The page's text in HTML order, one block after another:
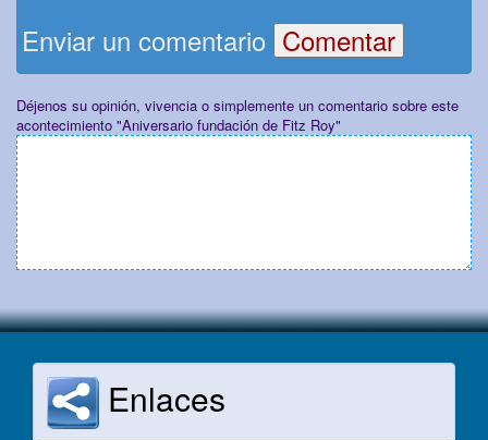
Enviar un comentario
Déjenos su opinión, vivencia o simplemente un comentario sobre este
acontecimiento "Aniversario fundación de Fitz Roy"
Enlaces